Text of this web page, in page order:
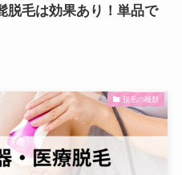
脱毛は効果あり！単品で
脱毛の種類